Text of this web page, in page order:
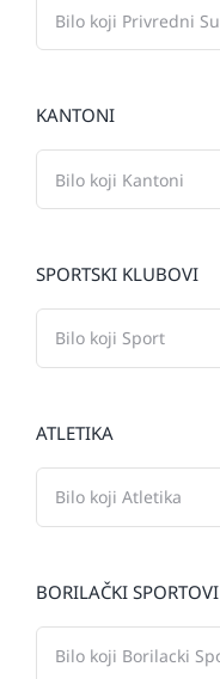
KANTONI
SPORTSKI KLUBOVI
ATLETIKA
BORILAČKI SPORTOVI